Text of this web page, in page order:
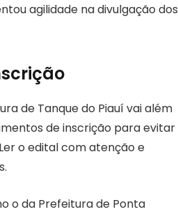
agilidade na divulgação dos
de Tanque do Piauí vai além
de inscrição para evitar
o edital com atenção e
o da Prefeitura de Ponta